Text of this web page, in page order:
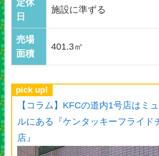
定休
日
施設に準ずる
売場
面積
401.3㎡
pick up!
【コラム】KFCの道内1号店はミ
ルにある『ケンタッキーフライド
店』